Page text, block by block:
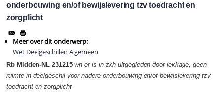
onderbouwing en/of bewijslevering tzv toedracht en
zorgplicht
Meer over dit onderwerp:
Wet Deelgeschillen Algemeen
Rb Midden-NL 231215wn-er is in zkh uitgegleden door lekkage; geen
ruimte in deelgeschil voor nadere onderbouwing en/of bewijslevering tzv
toedracht en zorgplicht